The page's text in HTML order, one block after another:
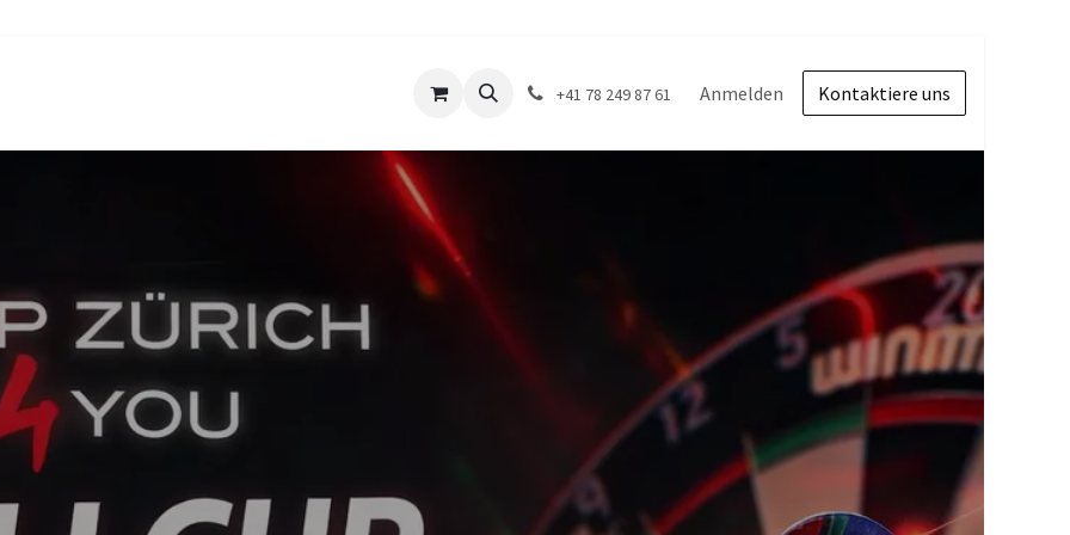
+41 78 249 87 61 Anmelden Kontaktiere uns